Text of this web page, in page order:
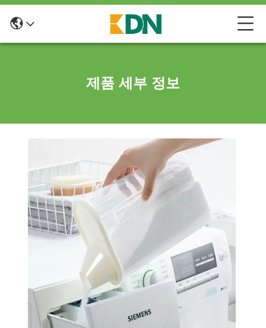
제품 세부 정보